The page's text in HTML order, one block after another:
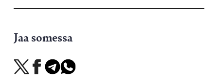
Jaa somessa
Jaa
X-
Jaa
Facebookissa
Jaa
Telegramissa
Jaa
WhatsAppissa